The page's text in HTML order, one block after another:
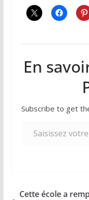
En
Subscribe to get
Cette école a